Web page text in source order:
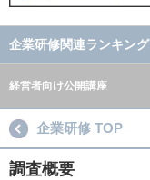
企業研修関連ランキング
経営者向け公開講座
企業研修 TOP
調査概要